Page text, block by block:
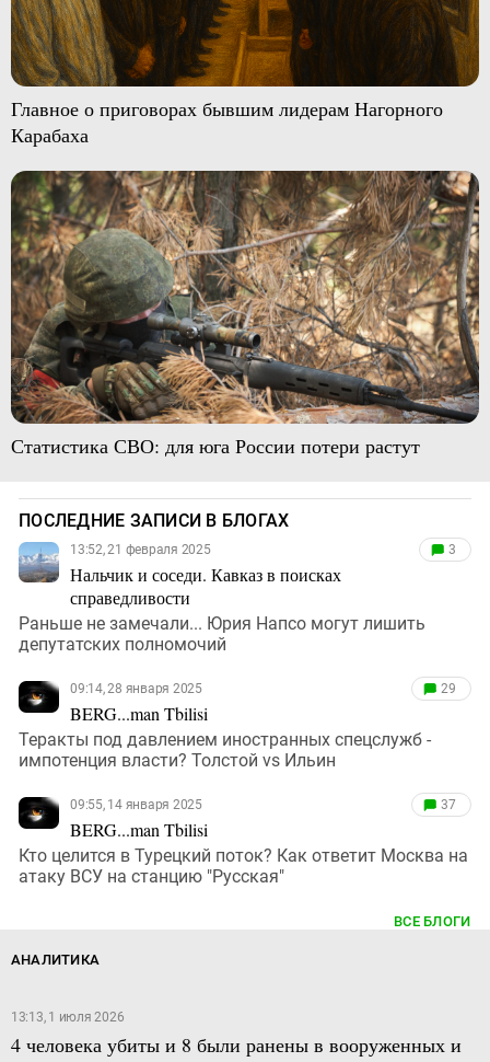
Главное о приговорах бывшим лидерам Нагорного
Карабаха
Статистика СВО: для юга России потери растут
ПОСЛЕДНИЕ ЗАПИСИ В БЛОГАХ
13:52, 21 февраля 2025
Нальчик и соседи. Кавказ в поисках
справедливости
3
Раньше не замечали... Юрия Напсо могут лишить
депутатских полномочий
09:14, 28 января 2025
BERG...man Tbilisi
29
Теракты под давлением иностранных спецслужб -
импотенция власти? Толстой vs Ильин
09:55, 14 января 2025
BERG...man Tbilisi
37
Кто целится в Турецкий поток? Как ответит Москва на
атаку ВСУ на станцию "Русская"
ВСЕ БЛОГИ
АНАЛИТИКА
13:13, 1 июля 2026
4 человека убиты и 8 были ранены в вооруженных и